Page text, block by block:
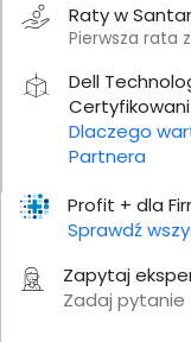
Profit + dla
Sprawdź
Zapytaj
Zadaj pytanie
Raty w
Pierwsza rata
Dell
Dlaczego
Partnera